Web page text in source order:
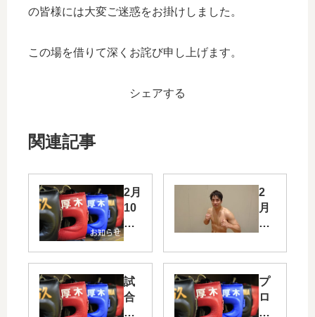
の皆様には大変ご迷惑をお掛けしました。
この場を借りて深くお詫び申し上げます。
シェアする
関連記事
2月
10
日
短
営
業
2
月
25
プ
テ
ス
試
合
日
プ
ロ
テ